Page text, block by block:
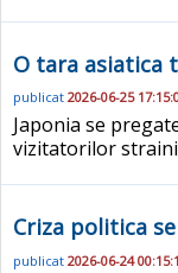
O tara asiatica
publicat 2026-06-25
Japonia se
vizitatorilor straini
Criza politica
publicat 2026-06-24